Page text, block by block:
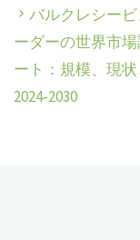
バルクレシー
ーダーの世界市
ート：規模、現
2024-2030